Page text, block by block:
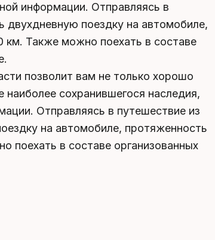
информации. Отправляясь в
двухдневную поездку на автомобиле,
км. Также можно поехать в составе
позволит вам не только хорошо
наиболее сохранившегося наследия,
Отправляясь в путешествие из
на автомобиле, протяженность
поехать в составе организованных